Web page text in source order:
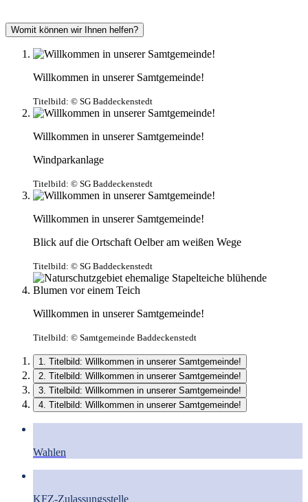
Womit können wir Ihnen helfen?
Willkommen in unserer Samtgemeinde!
Titelbild: © SG Baddeckenstedt
Willkommen in unserer Samtgemeinde!
Windparkanlage
Titelbild: © SG Baddeckenstedt
Willkommen in unserer Samtgemeinde!
Blick auf die Ortschaft Oelber am weißen Wege
Titelbild: © SG Baddeckenstedt
Willkommen in unserer Samtgemeinde!
Titelbild: © Samtgemeinde Baddeckenstedt
1. Titelbild: Willkommen in unserer Samtgemeinde!
2. Titelbild: Willkommen in unserer Samtgemeinde!
3. Titelbild: Willkommen in unserer Samtgemeinde!
4. Titelbild: Willkommen in unserer Samtgemeinde!
Wahlen
KFZ-Zulassungsstelle